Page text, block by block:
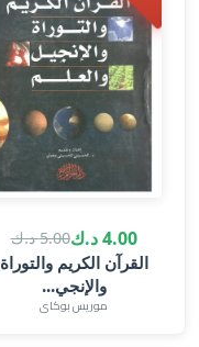
4.00 د.ك 5.00 د.ك
القرآن الكريم والتوراة
والإنجي...
موريس بوكاى